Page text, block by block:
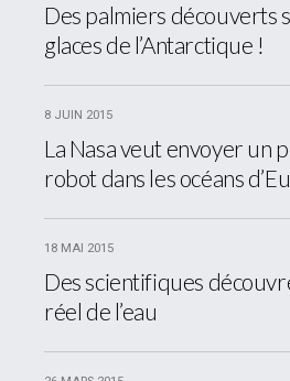
Des palmiers découverts
glaces de l’Antarctique !
8 JUIN 2015
La Nasa veut envoyer un
robot dans les océans
18 MAI 2015
Des scientifiques
réel de l’eau